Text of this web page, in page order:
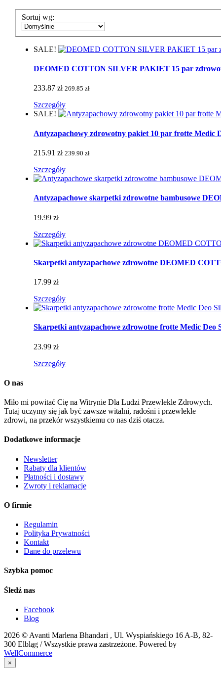
Sortuj wg:
SALE!
DEOMED COTTON SILVER PAKIET 15 par
233.87 zł 269.85 zł
Szczegóły
SALE!
Antyzapachowy zdrowotny pakiet 10 par frotte Medic
215.91 zł 239.90 zł
Szczegóły
Antyzapachowe skarpetki zdrowotne bambusowe
19.99 zł
Szczegóły
Skarpetki antyzapachowe zdrowotne DEOMED
17.99 zł
Szczegóły
Skarpetki antyzapachowe zdrowotne frotte Medic Deo
23.99 zł
Szczegóły
O nas
Miło mi powitać Cię na Witrynie Dla Ludzi Przewlekle Zdrowych.
Tutaj uczymy się jak być zawsze witalni, radośni i przewlekle
zdrowi, na przekór wszystkiemu co nas dziś otacza.
Dodatkowe informacje
Newsletter
Rabaty dla klientów
Płatności i dostawy
Zwroty i reklamacje
O firmie
Regulamin
Polityka Prywatności
Kontakt
Dane do przelewu
Szybka pomoc
Śledź nas
Facebook
Blog
2026 © Avanti Marlena Bhandari , Ul. Wyspiańskiego 16 A-B, 82-
300 Elbląg / Wszystkie prawa zastrzeżone. Powered by
WellCommerce
×